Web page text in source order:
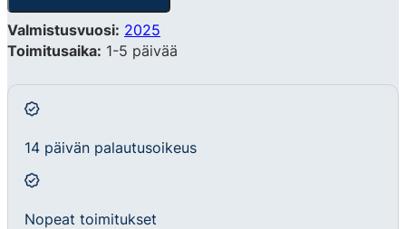
Valmistusvuosi: 2025
Toimitusaika: 1-5 päivää
14 päivän palautusoikeus
Nopeat toimitukset